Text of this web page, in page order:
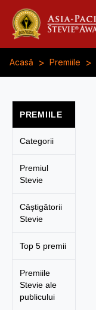
Acasă > Premiile >
PREMIILE
Categorii
Premiul
Stevie
Câștigătorii
Stevie
Top 5 premii
Premiile
Stevie ale
publicului